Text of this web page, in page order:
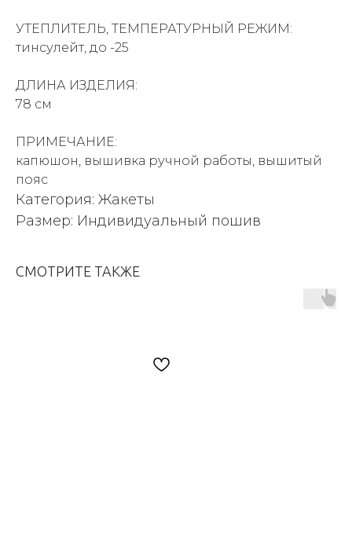
УТЕПЛИТЕЛЬ, ТЕМПЕРАТУРНЫЙ РЕЖИМ:
тинсулейт, до -25
ДЛИНА ИЗДЕЛИЯ:
78 см
ПРИМЕЧАНИЕ:
капюшон, вышивка ручной работы, вышитый
пояс
Категория: Жакеты
Размер: Индивидуальный пошив
СМОТРИТЕ ТАКЖЕ